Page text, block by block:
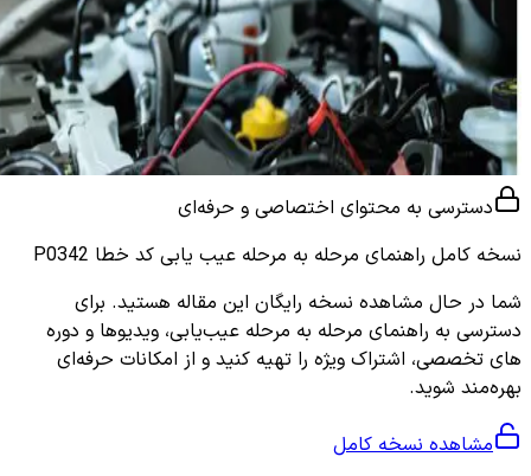
دسترسی به محتوای اختصاصی و حرفه‌ای
نسخه کامل راهنمای مرحله به مرحله عیب یابی کد خطا P0342
شما در حال مشاهده نسخه رایگان این مقاله هستید. برای
دسترسی به راهنمای مرحله به مرحله عیب‌یابی، ویدیوها و دوره
های تخصصی، اشتراک ویژه را تهیه کنید و از امکانات حرفه‌ای
بهره‌مند شوید.
مشاهده نسخه کامل